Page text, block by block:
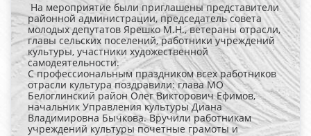
На мероприятие были приглашены представители
районной администрации, председатель совета
молодых депутатов Ярешко М.Н., ветераны отрасли,
главы сельских поселений, работники учреждений
культуры, участники художественной
самодеятельности.
С профессиональным праздником всех работников
отрасли культура поздравили: глава МО
Белоглинский район Олег Викторович Ефимов,
начальник Управления культуры Диана
Владимировна Бычкова. Вручили работникам
учреждений культуры почетные грамоты и